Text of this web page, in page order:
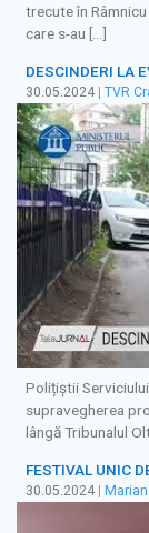
trecute în
care s-au […]
DESCINDERI LA
30.05.2024 TVR
Polițiștii
supravegherea
lângă Tribunalul
FESTIVAL UNIC
30.05.2024